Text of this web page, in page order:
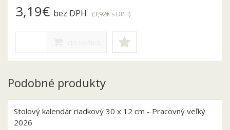
3,19€ bez DPH (3,92€ s DPH)
Podobné produkty
Stolový kalendár riadkový 30 x 12 cm - Pracovný veľký
2026